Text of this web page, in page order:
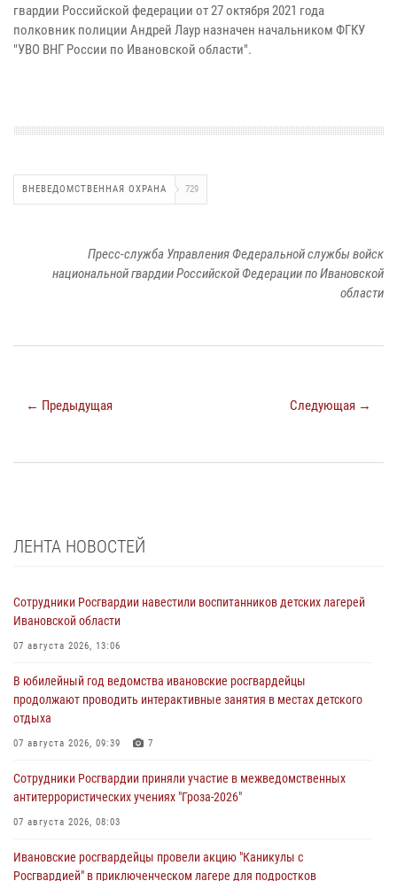
гвардии Российской федерации от 27 октября 2021 года
полковник полиции Андрей Лаур назначен начальником ФГКУ
"УВО ВНГ России по Ивановской области".
ВНЕВЕДОМСТВЕННАЯ ОХРАНА 729
Пресс-служба Управления Федеральной службы войск
национальной гвардии Российской Федерации по Ивановской
области
← Предыдущая Следующая →
ЛЕНТА НОВОСТЕЙ
Сотрудники Росгвардии навестили воспитанников детских лагерей
Ивановской области
07 августа 2026, 13:06
В юбилейный год ведомства ивановские росгвардейцы
продолжают проводить интерактивные занятия в местах детского
отдыха
07 августа 2026, 09:39 7
Сотрудники Росгвардии приняли участие в межведомственных
антитеррористических учениях "Гроза-2026"
07 августа 2026, 08:03
Ивановские росгвардейцы провели акцию "Каникулы с
Росгвардией" в приключенческом лагере для подростков